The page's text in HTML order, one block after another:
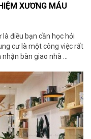
XƯƠNG MÁU
điều bạn cần học hỏi
cư là một công việc rất
bàn giao nhà ...